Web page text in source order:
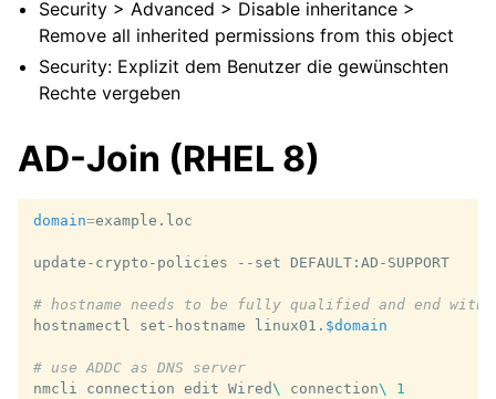
Security > Advanced > Disable inheritance >
Remove all inherited permissions from this object
Security: Explizit dem Benutzer die gewünschten
Rechte vergeben
AD-Join (RHEL 8)
domain=example.loc
update-crypto-policies --set DEFAULT:AD-SUPPORT
# hostname needs to be fully qualified and end with
hostnamectl
set-hostname linux01. $domain
# use ADDC as DNS server
nmcli
connection edit Wired\ connection\ 1